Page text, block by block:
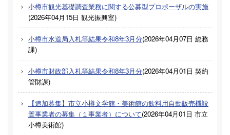
小樽市観光基礎調査業務に関する公募型プロポーザルの実施
(2026年04月15日 観光振興室)
小樽市水道局入札等結果令和8年3月分(2026年04月07日 総務
課)
小樽市財政部入札等結果令和8年3月分(2026年04月01日 契約
管財課)
【追加募集】市立小樽文学館・美術館の飲料用自動販売機設
置事業者の募集（１事業者）について(2026年04月01日 市立
小樽美術館)